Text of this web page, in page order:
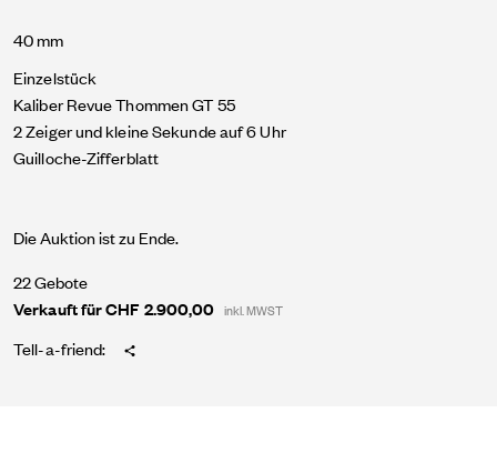
40 mm
Einzelstück
Kaliber Revue Thommen GT 55
2 Zeiger und kleine Sekunde auf 6 Uhr
Guilloche-Zifferblatt
Die Auktion ist zu Ende.
22 Gebote
Verkauft für CHF 2.900,00 inkl. MWST
Tell-a-friend: